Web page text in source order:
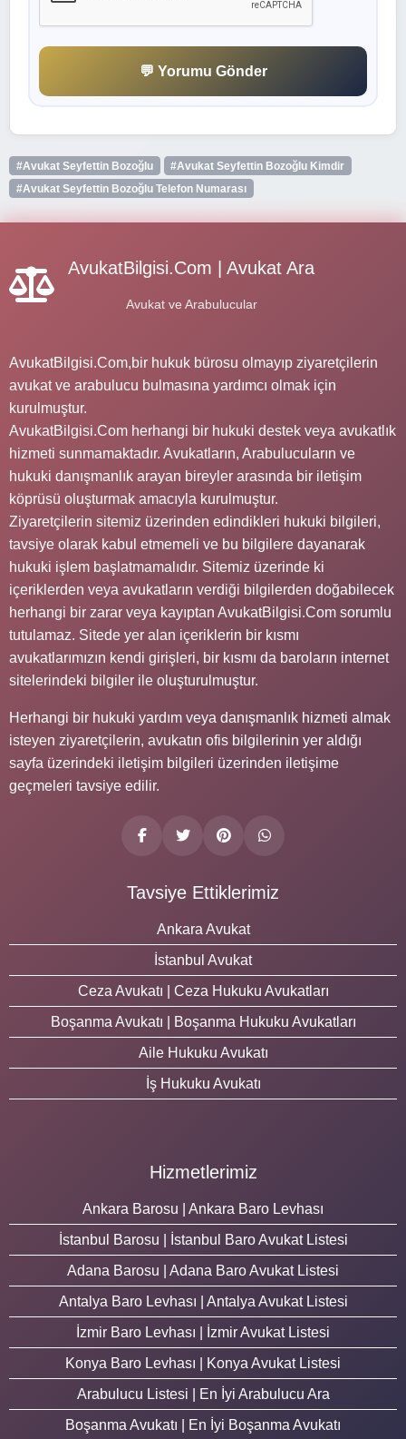
💬 Yorumu Gönder
#Avukat Seyfettin Bozoğlu
#Avukat Seyfettin Bozoğlu Kimdir
#Avukat Seyfettin Bozoğlu Telefon Numarası
AvukatBilgisi.Com | Avukat Ara
Avukat ve Arabulucular
AvukatBilgisi.Com,bir hukuk bürosu olmayıp ziyaretçilerin
avukat ve arabulucu bulmasına yardımcı olmak için
kurulmuştur.
AvukatBilgisi.Com herhangi bir hukuki destek veya avukatlık
hizmeti sunmamaktadır. Avukatların, Arabulucuların ve
hukuki danışmanlık arayan bireyler arasında bir iletişim
köprüsü oluşturmak amacıyla kurulmuştur.
Ziyaretçilerin sitemiz üzerinden edindikleri hukuki bilgileri,
tavsiye olarak kabul etmemeli ve bu bilgilere dayanarak
hukuki işlem başlatmamalıdır. Sitemiz üzerinde ki
içeriklerden veya avukatların verdiği bilgilerden doğabilecek
herhangi bir zarar veya kayıptan AvukatBilgisi.Com sorumlu
tutulamaz. Sitede yer alan içeriklerin bir kısmı
avukatlarımızın kendi girişleri, bir kısmı da baroların internet
sitelerindeki bilgiler ile oluşturulmuştur.
Herhangi bir hukuki yardım veya danışmanlık hizmeti almak
isteyen ziyaretçilerin, avukatın ofis bilgilerinin yer aldığı
sayfa üzerindeki iletişim bilgileri üzerinden iletişime
geçmeleri tavsiye edilir.
Tavsiye Ettiklerimiz
Ankara Avukat
İstanbul Avukat
Ceza Avukatı | Ceza Hukuku Avukatları
Boşanma Avukatı | Boşanma Hukuku Avukatları
Aile Hukuku Avukatı
İş Hukuku Avukatı
Hizmetlerimiz
Ankara Barosu | Ankara Baro Levhası
İstanbul Barosu | İstanbul Baro Avukat Listesi
Adana Barosu | Adana Baro Avukat Listesi
Antalya Baro Levhası | Antalya Avukat Listesi
İzmir Baro Levhası | İzmir Avukat Listesi
Konya Baro Levhası | Konya Avukat Listesi
Arabulucu Listesi | En İyi Arabulucu Ara
Boşanma Avukatı | En İyi Boşanma Avukatı